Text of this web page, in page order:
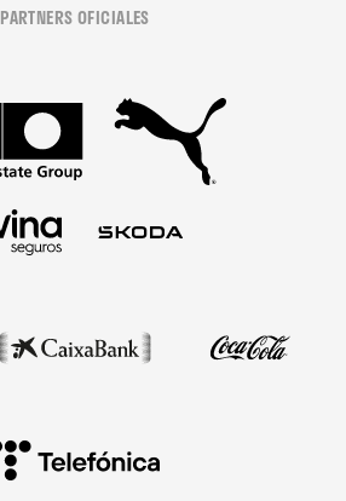
PARTNERS OFICIALES